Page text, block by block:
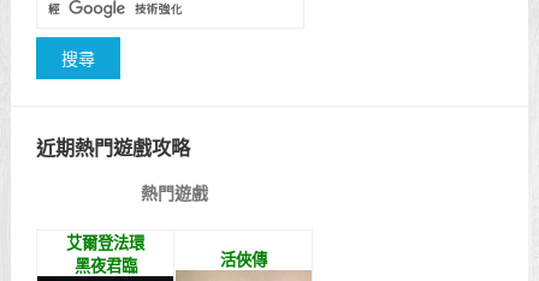
近期熱門遊戲攻略
熱門遊戲
艾爾登法環
黑夜君臨
活俠傳